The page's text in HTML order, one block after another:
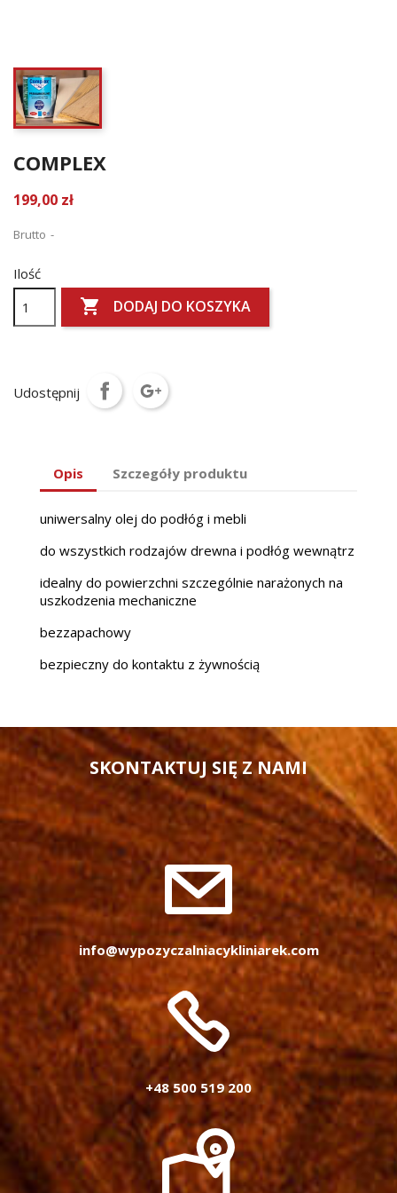
COMPLEX
199,00 zł
Brutto
Ilość
 DODAJ DO KOSZYKA
Udostępnij
Opis Szczegóły produktu
uniwersalny olej do podłóg i mebli
do wszystkich rodzajów drewna i podłóg wewnątrz
idealny do powierzchni szczególnie narażonych na
uszkodzenia mechaniczne
bezzapachowy
bezpieczny do kontaktu z żywnością
SKONTAKTUJ SIĘ Z NAMI
info@wypozyczalniacykliniarek.com
+48 500 519 200